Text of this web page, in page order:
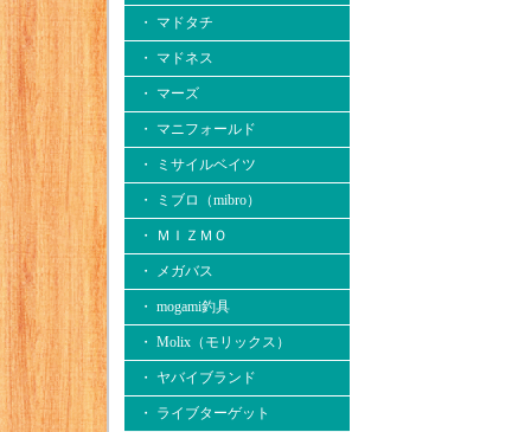
・ マドタチ
・ マドネス
・ マーズ
・ マニフォールド
・ ミサイルベイツ
・ ミブロ（mibro）
・ ＭＩＺＭＯ
・ メガバス
・ mogami釣具
・ Molix（モリックス）
・ ヤバイブランド
・ ライブターゲット